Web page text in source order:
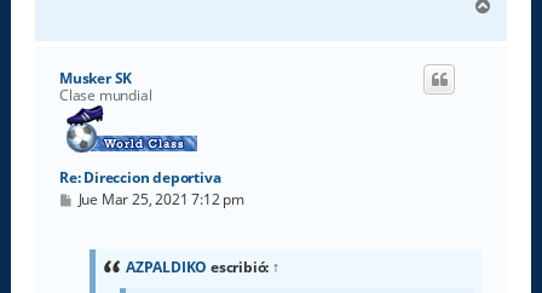
r
Musker SK
Clase mundial
Re: Direccion deportiva
M
Jue Mar 25, 2021 7:12 pm
AZPALDIKO escribió: ↑